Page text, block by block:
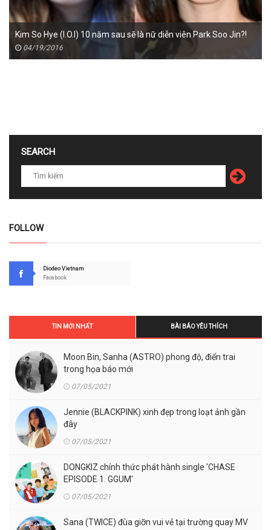
Kim So Hye (I.O.I) 10 năm sau sẽ là nữ diễn viên Park Soo Jin?!
04/19/2016
SEARCH
FOLLOW
Diodeo Vietnam
Facebook
TIN MỚI NHẤT BÀI BÁO YÊU THÍCH
Moon Bin, Sanha (ASTRO) phong độ, điển trai
trong họa báo mới
07/05/2021
Jennie (BLACKPINK) xinh đẹp trong loạt ảnh gần
đây
07/05/2021
DONGKIZ chính thức phát hành single 'CHASE
EPISODE 1. GGUM'
07/05/2021
Sana (TWICE) đùa giỡn vui vẻ tại trường quay MV